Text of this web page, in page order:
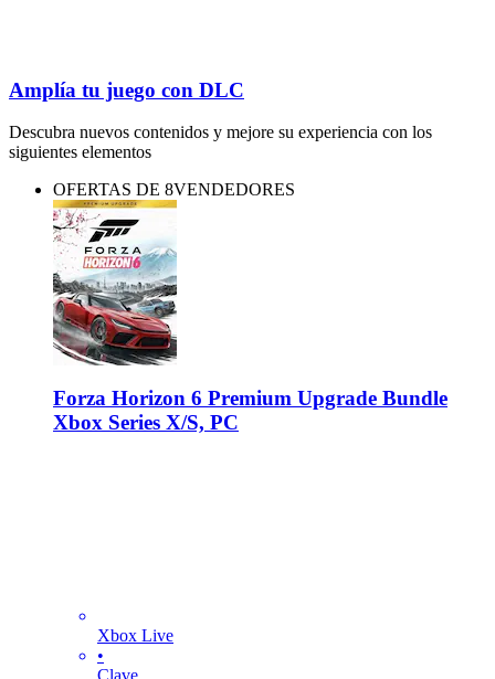
Amplía tu juego con DLC
Descubra nuevos contenidos y mejore su experiencia con los
siguientes elementos
OFERTAS DE 8VENDEDORES
Forza Horizon 6 Premium Upgrade Bundle
Xbox Series X/S, PC
Xbox Live
•
Clave